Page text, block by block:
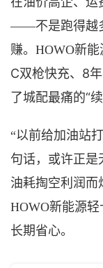
——不是跑得越
赚。HOWO新能
C双枪快充、8
了城配最痛的“
“以前给加油站
句话，或许正是
油耗掏空利润而
HOWO新能源轻
长期省心。